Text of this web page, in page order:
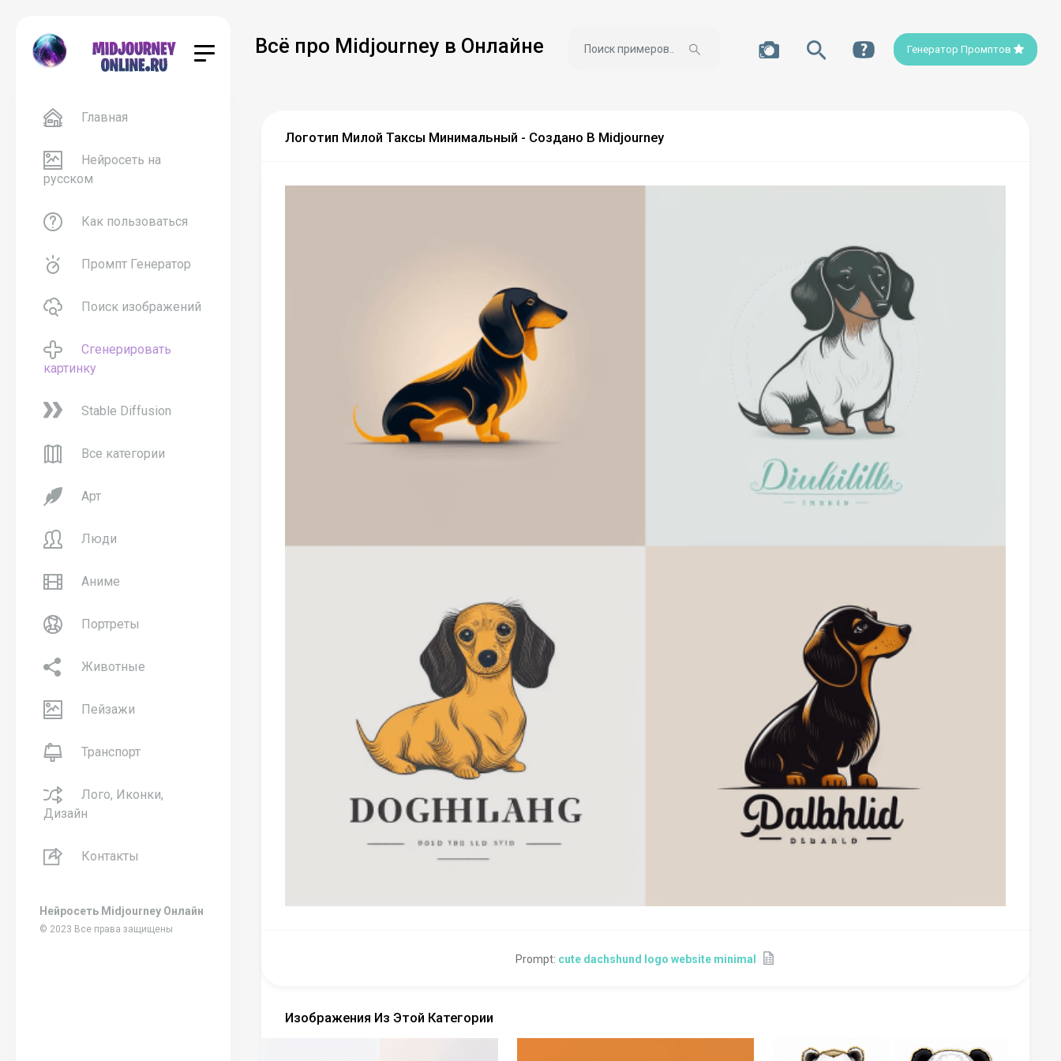
Всё про Midjourney в Онлайне Генератор Промптов
Главная
Нейросеть на
русском
Как пользоваться
Промпт Генератор
Поиск изображений
Сгенерировать
картинку
Stable Diffusion
Все категории
Арт
Люди
Аниме
Портреты
Животные
Пейзажи
Транспорт
Лого, Иконки,
Дизайн
Контакты
Нейросеть Midjourney Онлайн
© 2023 Все права защищены
Логотип Милой Таксы Минимальный - Создано В Midjourney
Prompt: cute dachshund logo website minimal
Изображения Из Этой Категории